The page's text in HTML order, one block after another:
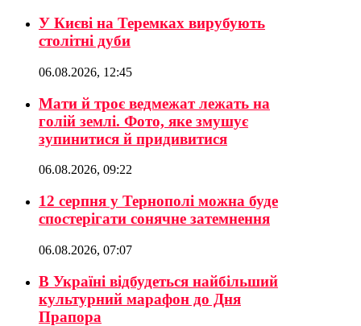
У Києві на Теремках вирубують
столітні дуби
06.08.2026, 12:45
Мати й троє ведмежат лежать на
голій землі. Фото, яке змушує
зупинитися й придивитися
06.08.2026, 09:22
12 серпня у Тернополі можна буде
спостерігати сонячне затемнення
06.08.2026, 07:07
В Україні відбудеться найбільший
культурний марафон до Дня
Прапора